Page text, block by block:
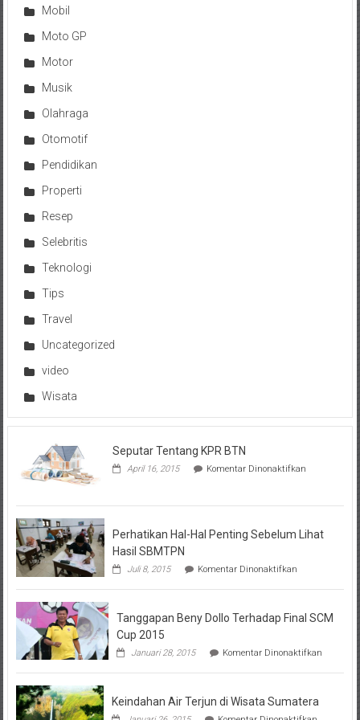
Mobil
Moto GP
Motor
Musik
Olahraga
Otomotif
Pendidikan
Properti
Resep
Selebritis
Teknologi
Tips
Travel
Uncategorized
video
Wisata
Seputar Tentang KPR BTN
April 16, 2015 Komentar Dinonaktifkanpada
KPR
Perhatikan Hal-Hal Penting Sebelum Lihat
Hasil SBMTPN
Juli 8, 2015 Komentar Dinonaktifkanpada
Hal-
Penting
Hasil
Tanggapan Beny Dollo Terhadap Final SCM
Cup 2015
Januari 28, 2015 Komentar Dinonaktifkanpada
Beny
Keindahan Air Terjun di Wisata Sumatera
pada